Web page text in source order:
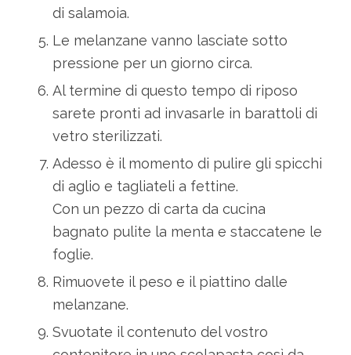
di salamoia.
Le melanzane vanno lasciate sotto
pressione per un giorno circa.
Al termine di questo tempo di riposo
sarete pronti ad invasarle in barattoli di
vetro sterilizzati.
Adesso è il momento di pulire gli spicchi
di aglio e tagliateli a fettine.
Con un pezzo di carta da cucina
bagnato pulite la menta e staccatene le
foglie.
Rimuovete il peso e il piattino dalle
melanzane.
Svuotate il contenuto del vostro